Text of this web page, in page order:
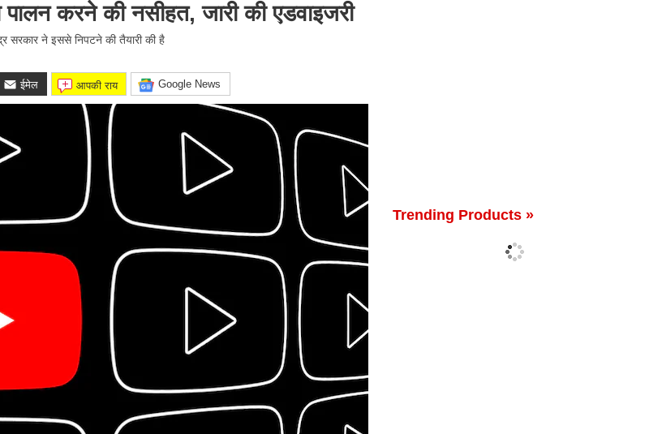
करने की नसीहत, जारी की एडवाइजरी
सरकार ने इससे निपटने की तैयारी की है
ईमेल आपकी राय Google News
Trending Products »